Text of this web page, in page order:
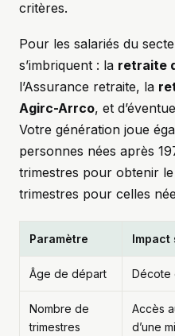
critères.
Pour les salariés du
s’imbriquent : la retraite
l’Assurance retraite, la
Agirc-Arrco, et
Votre génération joue
personnes nées après
trimestres pour obtenir
trimestres pour celles
Paramètre Impact
Âge de départ Décote
Nombre de
trimestres
Accès
d’une